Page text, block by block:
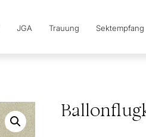
JGA Trauung Sektempfang